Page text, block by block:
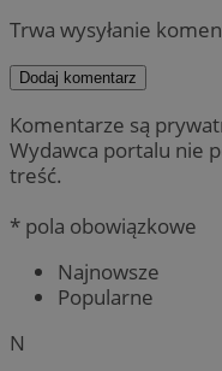
Trwa wysyłanie
Dodaj komentarz
Komentarze są
Wydawca portalu nie
treść.
* pola obowiązkowe
Najnowsze
Popularne
N